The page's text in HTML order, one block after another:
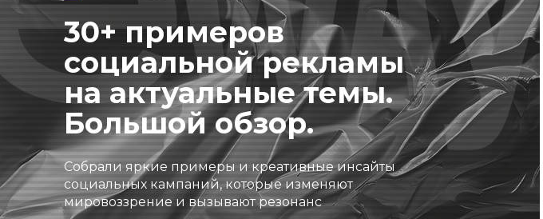
30+ примеров
социальной рекламы
на актуальные темы.
Большой обзор.
Собрали яркие примеры и креативные инсайты
социальных кампаний, которые изменяют
мировоззрение и вызывают резонанс